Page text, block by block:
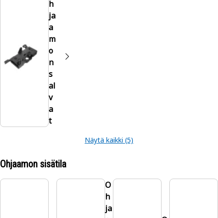
h
ja
a
m
o
n
s
al
v
a
t
Näytä kaikki (5)
Ohjaamon sisätila
O
h
ja